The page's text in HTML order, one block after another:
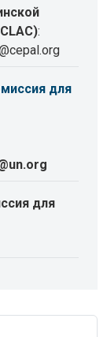
:
для
для